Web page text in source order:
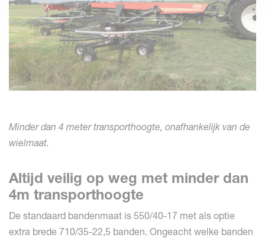
Minder dan 4 meter transporthoogte, onafhankelijk van de
wielmaat.
Altijd veilig op weg met minder dan
4m transporthoogte
De standaard bandenmaat is 550/40-17 met als optie
extra brede 710/35-22,5 banden. Ongeacht welke banden